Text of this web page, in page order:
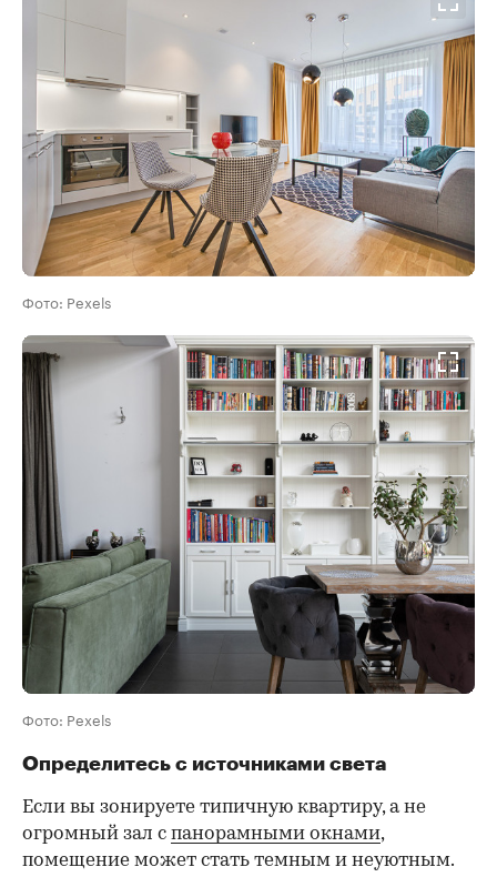
Фото: Pexels
Фото: Pexels
Определитесь с источниками света
Если вы зонируете типичную квартиру, а не
огромный зал с панорамными окнами,
помещение может стать темным и неуютным.